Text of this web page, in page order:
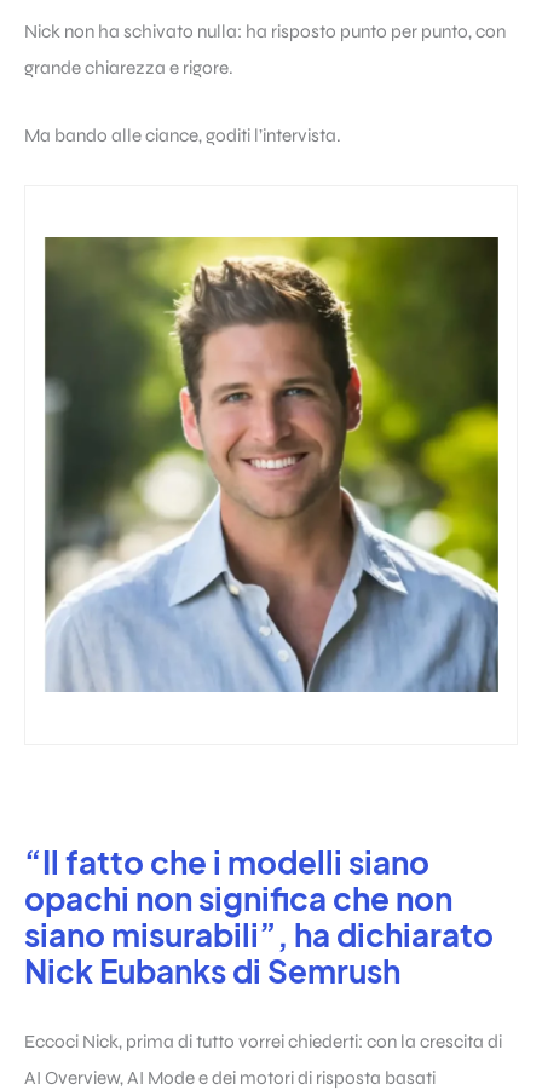
Nick non ha schivato nulla: ha risposto punto per punto, con
grande chiarezza e rigore.
Ma bando alle ciance, goditi l’intervista.
“Il fatto che i modelli siano
opachi non significa che non
siano misurabili”, ha dichiarato
Nick Eubanks di Semrush
Eccoci Nick, prima di tutto vorrei chiederti: con la crescita di
AI Overview, AI Mode e dei motori di risposta basati